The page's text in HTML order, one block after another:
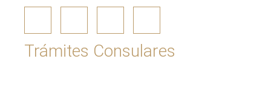
Trámites Consulares